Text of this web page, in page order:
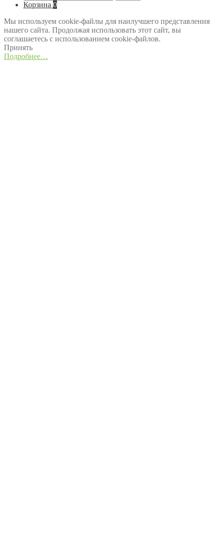
Корзина 0
Мы используем cookie-файлы для наилучшего представления
нашего сайта. Продолжая использовать этот сайт, вы
соглашаетесь с использованием cookie-файлов.
Принять
Подробнее…